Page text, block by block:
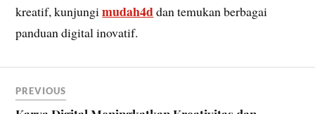
kreatif, kunjungimudah4ddan temukan berbagai
panduan digital inovatif.
PREVIOUS